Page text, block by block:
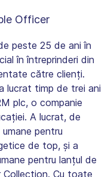
Officer
peste 25 de ani în
în întreprinderi din
către clienți.
lucrat timp de trei ani
plc, o companie
A lucrat, de
pentru
de top, și a
pentru lanțul de
Collection. Cu toate